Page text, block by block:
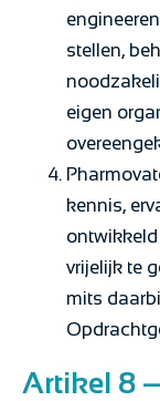
stellen,
eigen
kennis,
vrijelijk te
mits
Artikel 8